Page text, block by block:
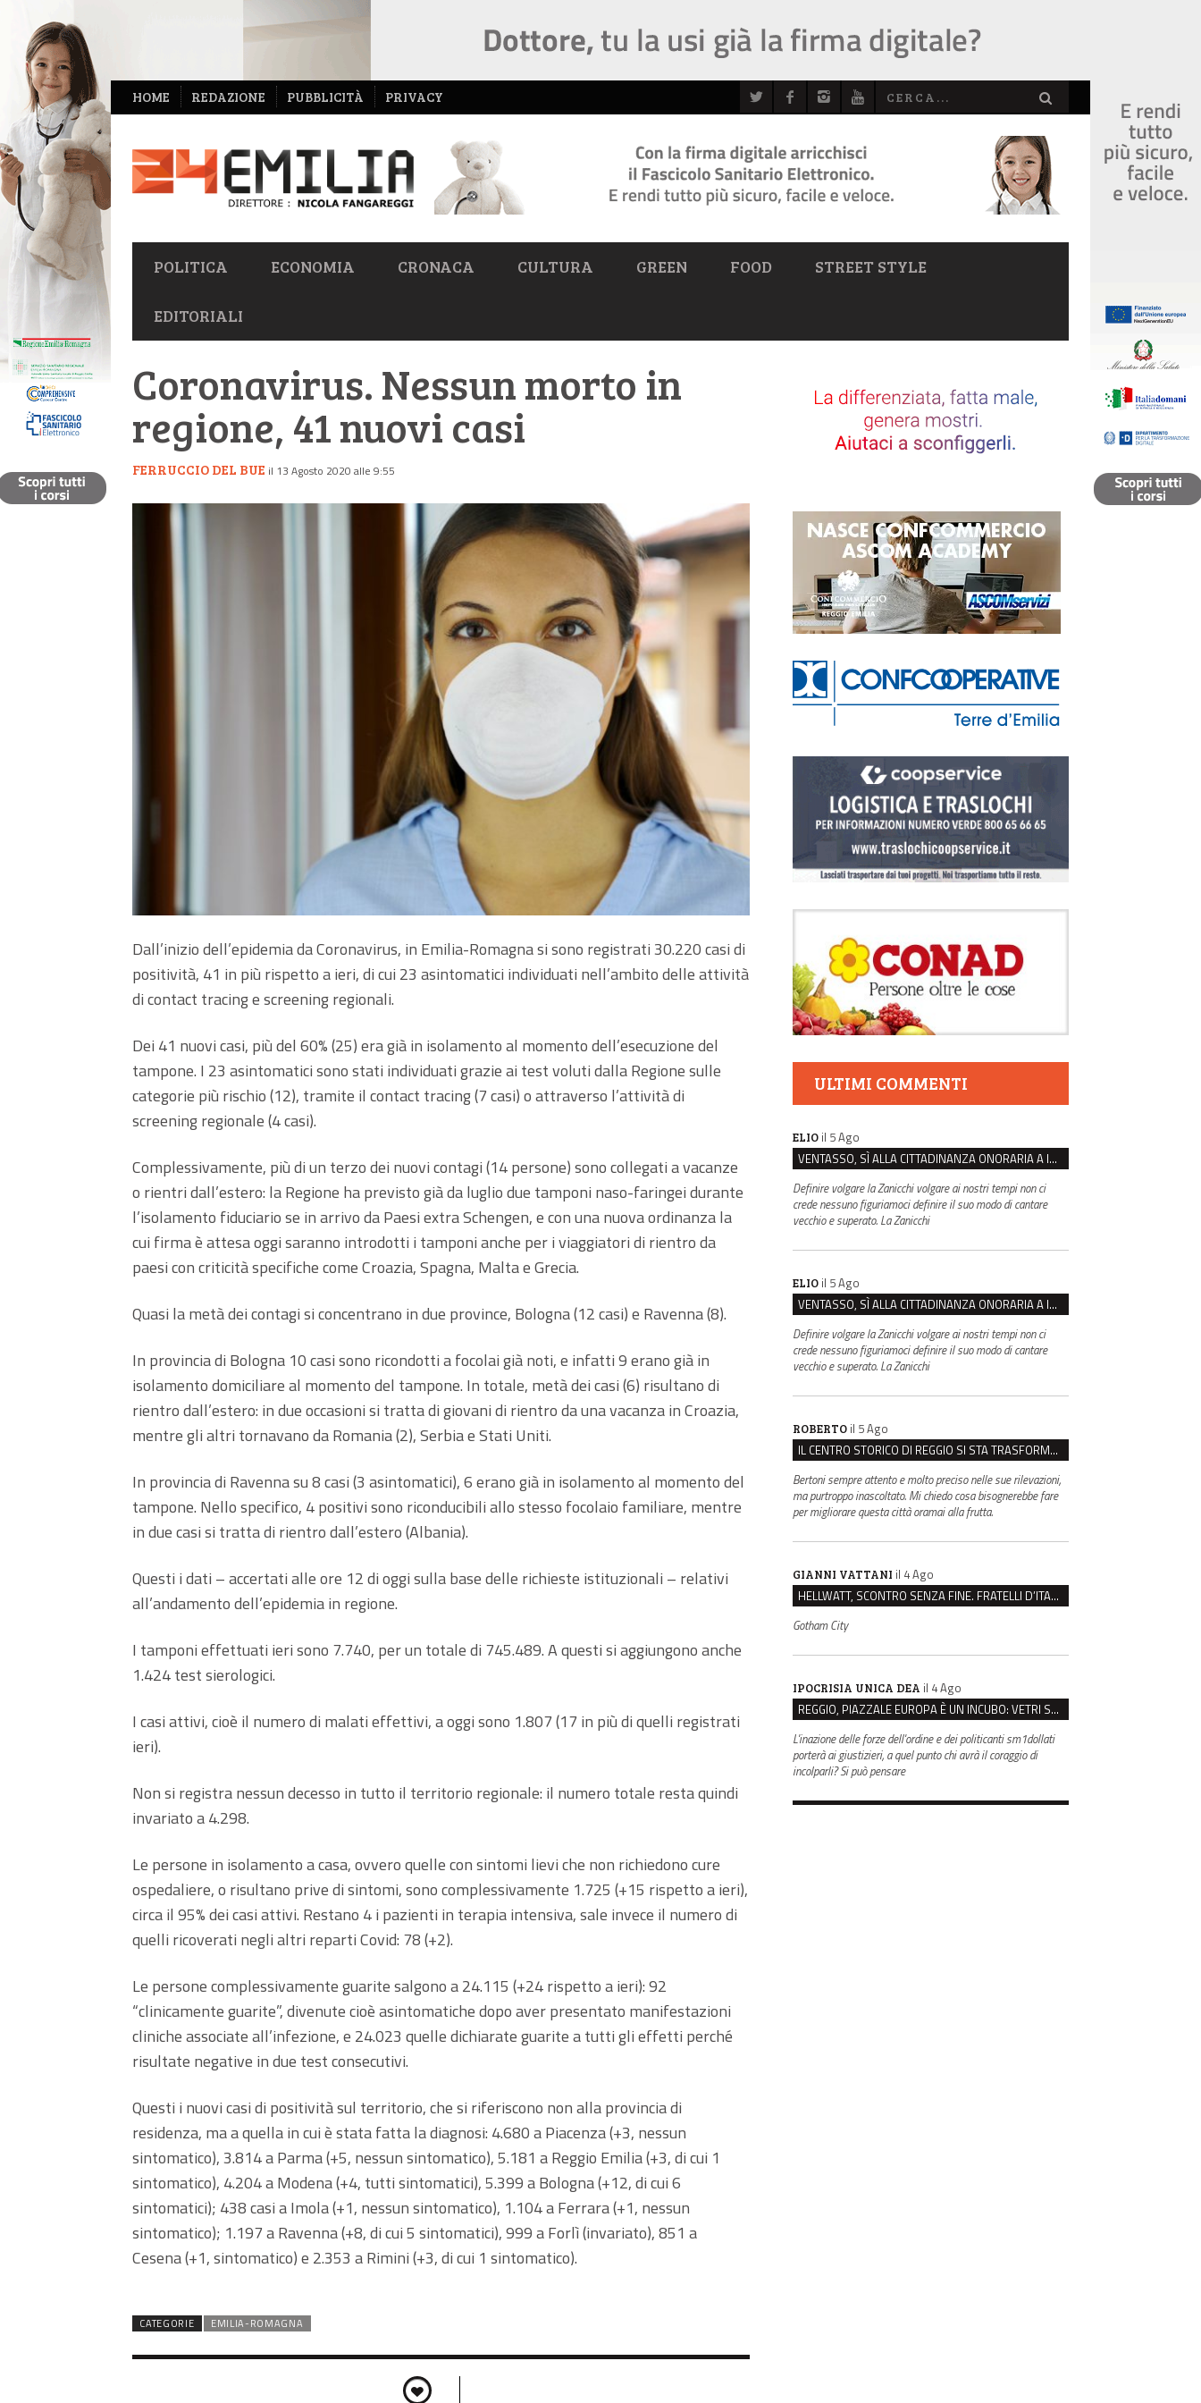
NAVIGAZIONE
SECONDARIA
HOME REDAZIONE PUBBLICITÀ PRIVACY
NAVIGAZIONE
PRIMARIA
POLITICA ECONOMIA CRONACA CULTURA GREEN FOOD STREET STYLE
EDITORIALI
Coronavirus. Nessun morto in
regione, 41 nuovi casi
FERRUCCIO DEL BUE il 13 Agosto 2020 alle 9:55
Dall’inizio dell’epidemia da Coronavirus, in Emilia-Romagna si sono registrati 30.220 casi di
positività, 41 in più rispetto a ieri, di cui 23 asintomatici individuati nell’ambito delle attività
di contact tracing e screening regionali.
Dei 41 nuovi casi, più del 60% (25) era già in isolamento al momento dell’esecuzione del
tampone. I 23 asintomatici sono stati individuati grazie ai test voluti dalla Regione sulle
categorie più rischio (12), tramite il contact tracing (7 casi) o attraverso l’attività di
screening regionale (4 casi).
Complessivamente, più di un terzo dei nuovi contagi (14 persone) sono collegati a vacanze
o rientri dall’estero: la Regione ha previsto già da luglio due tamponi naso-faringei durante
l’isolamento fiduciario se in arrivo da Paesi extra Schengen, e con una nuova ordinanza la
cui firma è attesa oggi saranno introdotti i tamponi anche per i viaggiatori di rientro da
paesi con criticità specifiche come Croazia, Spagna, Malta e Grecia.
Quasi la metà dei contagi si concentrano in due province, Bologna (12 casi) e Ravenna (8).
In provincia di Bologna 10 casi sono ricondotti a focolai già noti, e infatti 9 erano già in
isolamento domiciliare al momento del tampone. In totale, metà dei casi (6) risultano di
rientro dall’estero: in due occasioni si tratta di giovani di rientro da una vacanza in Croazia,
mentre gli altri tornavano da Romania (2), Serbia e Stati Uniti.
In provincia di Ravenna su 8 casi (3 asintomatici), 6 erano già in isolamento al momento del
tampone. Nello specifico, 4 positivi sono riconducibili allo stesso focolaio familiare, mentre
in due casi si tratta di rientro dall’estero (Albania).
Questi i dati – accertati alle ore 12 di oggi sulla base delle richieste istituzionali – relativi
all’andamento dell’epidemia in regione.
I tamponi effettuati ieri sono 7.740, per un totale di 745.489. A questi si aggiungono anche
1.424 test sierologici.
I casi attivi, cioè il numero di malati effettivi, a oggi sono 1.807 (17 in più di quelli registrati
ieri).
Non si registra nessun decesso in tutto il territorio regionale: il numero totale resta quindi
invariato a 4.298.
Le persone in isolamento a casa, ovvero quelle con sintomi lievi che non richiedono cure
ospedaliere, o risultano prive di sintomi, sono complessivamente 1.725 (+15 rispetto a ieri),
circa il 95% dei casi attivi. Restano 4 i pazienti in terapia intensiva, sale invece il numero di
quelli ricoverati negli altri reparti Covid: 78 (+2).
Le persone complessivamente guarite salgono a 24.115 (+24 rispetto a ieri): 92
“clinicamente guarite”, divenute cioè asintomatiche dopo aver presentato manifestazioni
cliniche associate all’infezione, e 24.023 quelle dichiarate guarite a tutti gli effetti perché
risultate negative in due test consecutivi.
Questi i nuovi casi di positività sul territorio, che si riferiscono non alla provincia di
residenza, ma a quella in cui è stata fatta la diagnosi: 4.680 a Piacenza (+3, nessun
sintomatico), 3.814 a Parma (+5, nessun sintomatico), 5.181 a Reggio Emilia (+3, di cui 1
sintomatico), 4.204 a Modena (+4, tutti sintomatici), 5.399 a Bologna (+12, di cui 6
sintomatici); 438 casi a Imola (+1, nessun sintomatico), 1.104 a Ferrara (+1, nessun
sintomatico); 1.197 a Ravenna (+8, di cui 5 sintomatici), 999 a Forlì (invariato), 851 a
Cesena (+1, sintomatico) e 2.353 a Rimini (+3, di cui 1 sintomatico).
CATEGORIE EMILIA-ROMAGNA
ULTIMI COMMENTI
ELIO il 5 Ago
VENTASSO, SÌ ALLA CITTADINANZA ONORARIA A IVA ZANICCHI. MA BARGIACCHI: “È DI PESSIMO GUSTO”
Definire volgare la Zanicchi volgare ai nostri tempi non ci
crede nessuno figuriamoci definire il suo modo di cantare
vecchio e superato. La Zanicchi
ELIO il 5 Ago
VENTASSO, SÌ ALLA CITTADINANZA ONORARIA A IVA ZANICCHI. MA BARGIACCHI: “È DI PESSIMO GUSTO”
Definire volgare la Zanicchi volgare ai nostri tempi non ci
crede nessuno figuriamoci definire il suo modo di cantare
vecchio e superato. La Zanicchi
ROBERTO il 5 Ago
IL CENTRO STORICO DI REGGIO SI STA TRASFORMANDO, E NON IN MEGLIO
Bertoni sempre attento e molto preciso nelle sue rilevazioni,
ma purtroppo inascoltato. Mi chiedo cosa bisognerebbe fare
per migliorare questa città oramai alla frutta.
GIANNI VATTANI il 4 Ago
HELLWATT, SCONTRO SENZA FINE. FRATELLI D’ITALIA: “MILANI PORTA DOCUMENTI, DE FRANCO INSULTI”
Gotham City
IPOCRISIA UNICA DEA il 4 Ago
REGGIO, PIAZZALE EUROPA È UN INCUBO: VETRI SPACCATI E FURTI SULLE AUTO IN SOSTA
L'inazione delle forze dell'ordine e dei politicanti sm1dollati
porterà ai giustizieri, a quel punto chi avrà il coraggio di
incolparli? Si può pensare